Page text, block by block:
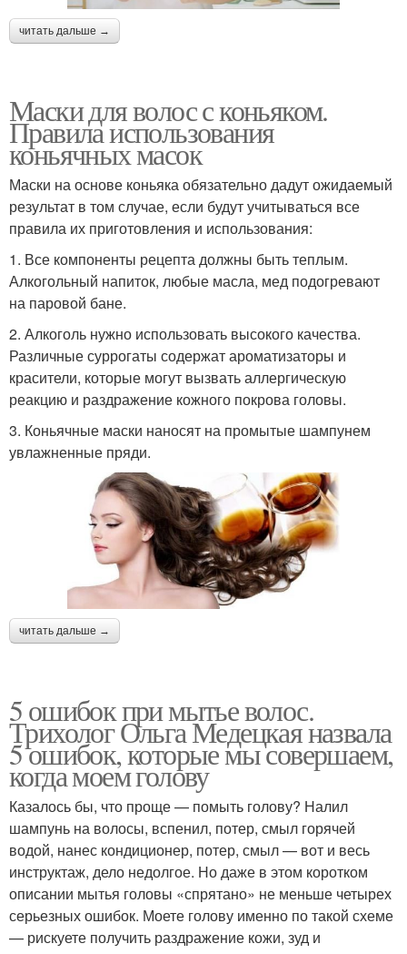
читать дальше →
Маски для волос с коньяком.
Правила использования
коньячных масок
Маски на основе коньяка обязательно дадут ожидаемый
результат в том случае, если будут учитываться все
правила их приготовления и использования:
1. Все компоненты рецепта должны быть теплым.
Алкогольный напиток, любые масла, мед подогревают
на паровой бане.
2. Алкоголь нужно использовать высокого качества.
Различные суррогаты содержат ароматизаторы и
красители, которые могут вызвать аллергическую
реакцию и раздражение кожного покрова головы.
3. Коньячные маски наносят на промытые шампунем
увлажненные пряди.
читать дальше →
5 ошибок при мытье волос.
Трихолог Ольга Медецкая назвала
5 ошибок, которые мы совершаем,
когда моем голову
Казалось бы, что проще — помыть голову? Налил
шампунь на волосы, вспенил, потер, смыл горячей
водой, нанес кондиционер, потер, смыл — вот и весь
инструктаж, дело недолгое. Но даже в этом коротком
описании мытья головы «спрятано» не меньше четырех
серьезных ошибок. Моете голову именно по такой схеме
— рискуете получить раздражение кожи, зуд и